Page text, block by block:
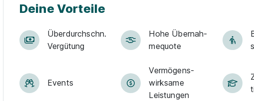
Deine Vorteile
Über­durch­schn.
Ver­gü­tung
Hohe Über­nah­
me­quote
Events
Vermögens­
wirksame
Leistungen